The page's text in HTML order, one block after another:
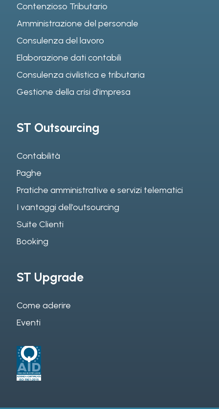
Contenzioso Tributario
Amministrazione del personale
Consulenza del lavoro
Elaborazione dati contabili
Consulenza civilistica e tributaria
Gestione della crisi d’impresa
ST Outsourcing
Contabilità
Paghe
Pratiche amministrative e servizi telematici
I vantaggi dell’outsourcing
Suite Clienti
Booking
ST Upgrade
Come aderire
Eventi